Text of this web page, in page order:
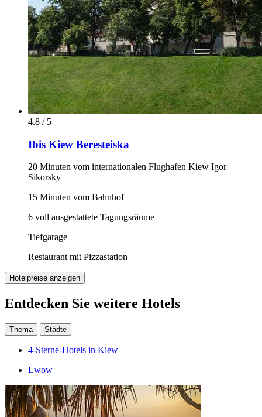
4.8 / 5
Ibis Kiew Beresteiska
20 Minuten vom internationalen Flughafen Kiew Igor
Sikorsky
15 Minuten vom Bahnhof
6 voll ausgestattete Tagungsräume
Tiefgarage
Restaurant mit Pizzastation
Hotelpreise anzeigen
Entdecken Sie weitere Hotels
Thema Städte
4-Sterne-Hotels in Kiew
Lwow